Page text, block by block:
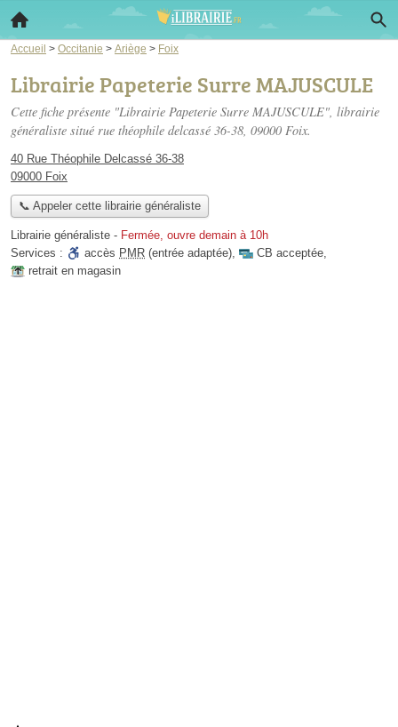
Accueil > Occitanie > Ariège > Foix
Librairie Papeterie Surre MAJUSCULE
Cette fiche présente "Librairie Papeterie Surre MAJUSCULE", librairie
généraliste situé rue théophile delcassé 36-38, 09000 Foix.
40 Rue Théophile Delcassé 36-38
09000 Foix
📞 Appeler cette librairie généraliste
Librairie généraliste - Fermée, ouvre demain à 10h
Services :
accès PMR (entrée adaptée), CB acceptée,
retrait en magasin